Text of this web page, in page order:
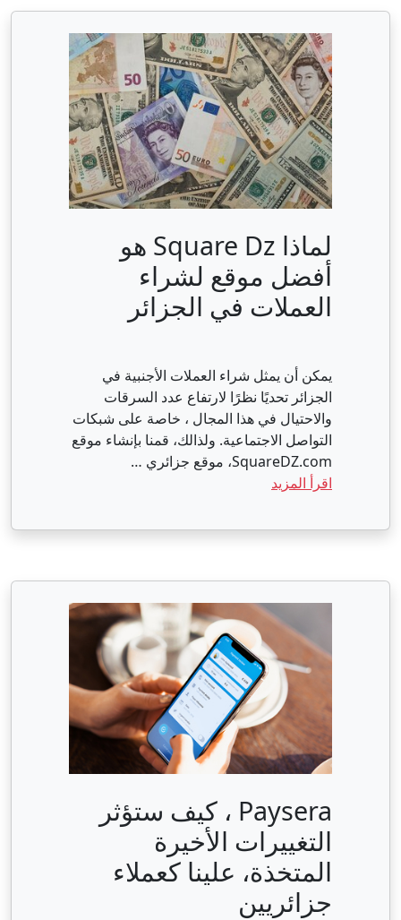
لماذا Square Dz هو
أفضل موقع لشراء
العملات في الجزائر
يمكن أن يمثل شراء العملات الأجنبية في
الجزائر تحديًا نظرًا لارتفاع عدد السرقات
والاحتيال في هذا المجال ، خاصة على شبكات
التواصل الاجتماعية. ولذالك، قمنا بإنشاء موقع
SquareDZ.com، موقع جزائري …
اقرأ المزيد
Paysera ، كيف ستؤثر
التغييرات الأخيرة
المتخذة، علينا كعملاء
جزائريين